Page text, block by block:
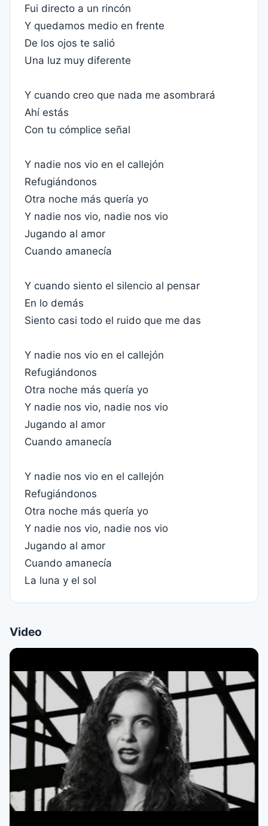
Fui directo a un rincón
Y quedamos medio en frente
De los ojos te salió
Una luz muy diferente
Y cuando creo que nada me asombrará
Ahí estás
Con tu cómplice señal
Y nadie nos vio en el callejón
Refugiándonos
Otra noche más quería yo
Y nadie nos vio, nadie nos vio
Jugando al amor
Cuando amanecía
Y cuando siento el silencio al pensar
En lo demás
Siento casi todo el ruido que me das
Y nadie nos vio en el callejón
Refugiándonos
Otra noche más quería yo
Y nadie nos vio, nadie nos vio
Jugando al amor
Cuando amanecía
Y nadie nos vio en el callejón
Refugiándonos
Otra noche más quería yo
Y nadie nos vio, nadie nos vio
Jugando al amor
Cuando amanecía
La luna y el sol
Video